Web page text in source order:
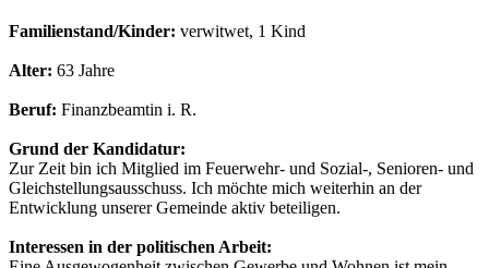
Familienstand/Kinder: verwitwet, 1 Kind
Alter: 63 Jahre
Beruf: Finanzbeamtin i. R.
Grund der Kandidatur:
Zur Zeit bin ich Mitglied im Feuerwehr- und Sozial-, Senioren- und
Gleichstellungsausschuss. Ich möchte mich weiterhin an der
Entwicklung unserer Gemeinde aktiv beteiligen.
Interessen in der politischen Arbeit: